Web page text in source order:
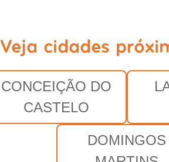
Veja cidades
CONCEIÇÃO DO
CASTELO
DOMINGOS